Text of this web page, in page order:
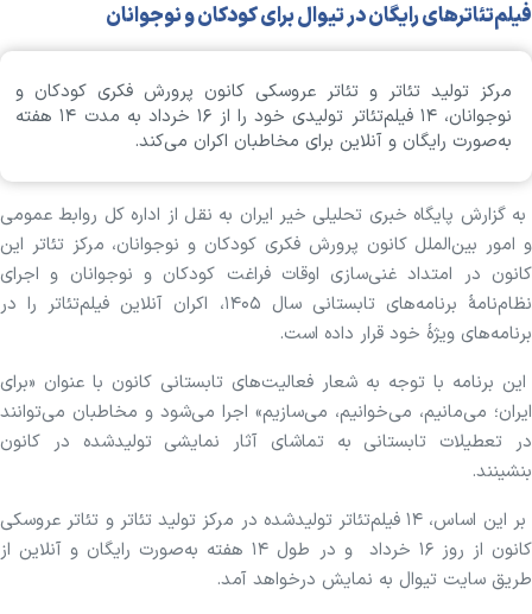
فیلم‌تئاترهای رایگان در تیوال برای کودکان و نوجوانان
مرکز تولید تئاتر و تئاتر عروسکی کانون پرورش فکری کودکان و
نوجوانان، ۱۴ فیلم‌تئاتر تولیدی خود را از ۱۶ خرداد به مدت ۱۴ هفته
به‌صورت رایگان و آنلاین برای مخاطبان اکران می‌کند.
به گزارش پایگاه خبری تحلیلی خیر ایران به نقل از اداره کل روابط عمومی
و امور بین‌الملل کانون پرورش فکری کودکان و نوجوانان، مرکز تئاتر این
کانون در امتداد غنی‌سازی اوقات فراغت کودکان و نوجوانان و اجرای
نظام‌نامهٔ برنامه‌های تابستانی سال ۱۴۰۵، اکران آنلاین فیلم‌تئاتر را در
برنامه‌های ویژهٔ خود قرار داده است.
این برنامه با توجه به شعار فعالیت‌های تابستانی کانون با عنوان «برای
ایران؛ می‌مانیم، می‌خوانیم، می‌سازیم» اجرا می‌شود و مخاطبان می‌توانند
در تعطیلات تابستانی به تماشای آثار نمایشی تولیدشده در کانون
بنشینند.
بر این اساس، ۱۴ فیلم‌تئاتر تولیدشده در مرکز تولید تئاتر و تئاتر عروسکی
کانون از روز ۱۶ خرداد و در طول ۱۴ هفته به‌صورت رایگان و آنلاین از
طریق سایت تیوال به نمایش درخواهد آمد.